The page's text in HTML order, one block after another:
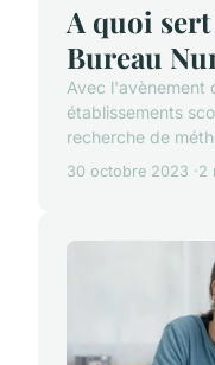
A quoi
Bureau
Avec l'avènement
établissements
recherche de
30 octobre 2023 2